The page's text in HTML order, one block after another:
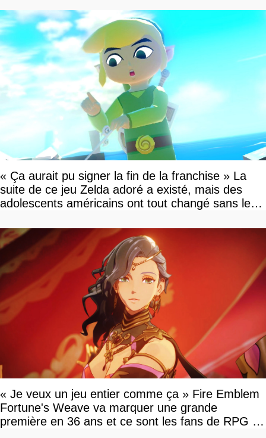
« Ça aurait pu signer la fin de la franchise » La
suite de ce jeu Zelda adoré a existé, mais des
adolescents américains ont tout changé sans le
« Je veux un jeu entier comme ça » Fire Emblem
Fortune's Weave va marquer une grande
première en 36 ans et ce sont les fans de RPG en